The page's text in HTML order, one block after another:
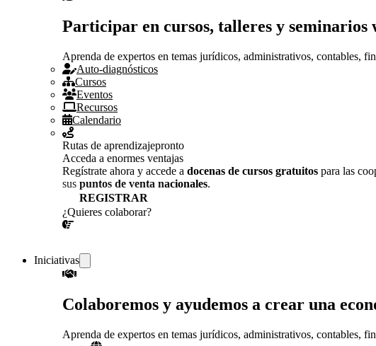
Participar en cursos, talleres y
Aprenda de expertos en temas jurídicos, administrativos, contables,
Auto-diagnósticos
Cursos
Eventos
Recursos
Calendario
Rutas de aprendizajepronto
Acceda a enormes ventajas
Regístrate ahora y accede a docenas de cursos gratuitos para las
sus puntos de venta nacionales.
REGISTRAR
¿Quieres colaborar?
Iniciativas
Colaboremos y ayudemos a crear una
Aprenda de expertos en temas jurídicos, administrativos, contables,